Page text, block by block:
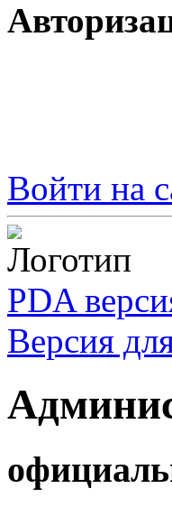
Войти на
PDA
Версия